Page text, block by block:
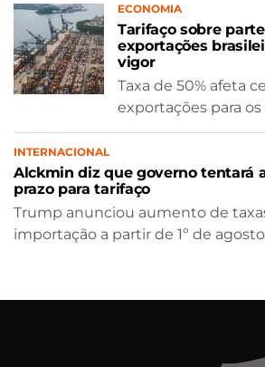
ECONOMIA
Tarifaço sobre
exportações
vigor
Taxa de 50% afeta
exportações para
INTERNACIONAL
Alckmin diz que governo tentará
prazo para tarifaço
Trump anunciou aumento de
importação a partir de 1º de agosto